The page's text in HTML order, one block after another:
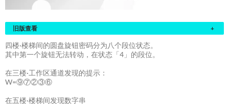
旧版查看 +
四楼·楼梯间的圆盘旋钮密码分为八个段位状态。
其中第一个旋钮无法转动，在状态「4」的段位。
在三楼·工作区通道发现的提示：
W=⑨⑦②③⑥
在五楼·楼梯间发现数字串